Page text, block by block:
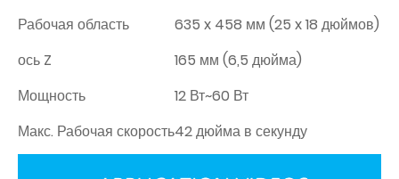
Рабочая область
635 x 458 мм (25 x 18 дюймов)
ось Z
165 мм (6,5 дюйма)
Мощность
12 Вт~60 Вт
Макс. Рабочая скорость42 дюйма в секунду